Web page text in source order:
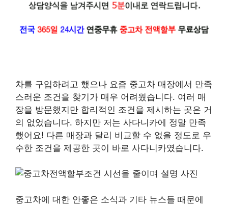
차를 구입하려고 했으나 요즘 중고차 매장에서 만족
스러운 조건을 찾기가 매우 어려웠습니다. 여러 매
장을 방문했지만 합리적인 조건을 제시하는 곳은 거
의 없었습니다. 하지만 저는 사다니카에 정말 만족
했어요! 다른 매장과 달리 비교할 수 없을 정도로 우
수한 조건을 제공한 곳이 바로 사다니카였습니다.
중고차에 대한 안좋은 소식과 기타 뉴스들 때문에